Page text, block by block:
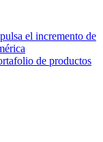
el incremento de
de productos